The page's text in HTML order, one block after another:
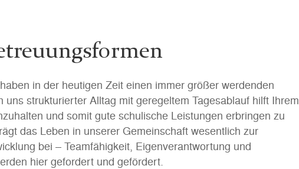
in der heutigen Zeit einen immer größer werdenden
uns strukturierter Alltag mit geregeltem Tagesablauf hilft Ihrem
und somit gute schulische Leistungen erbringen zu
das Leben in unserer Gemeinschaft wesentlich zur
bei – Teamfähigkeit, Eigenverantwortung und
hier gefordert und gefördert.